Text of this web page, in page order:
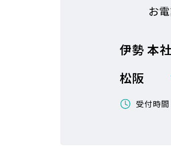
お
伊勢 本
松阪
受付時